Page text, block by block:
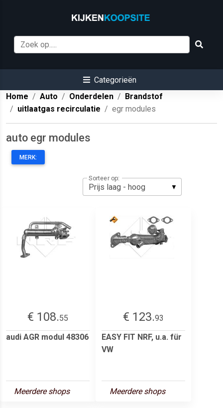
Categorieën
Home
Auto Onderdelen
Brandstof
uitlaatgas recirculatie
egr modules
auto egr modules
MERK:
Sorteer op:
€ 108.55
audi AGR modul 48306
Meerdere shops
€ 123.93
EASY FIT NRF, u.a. für
VW
Meerdere shops